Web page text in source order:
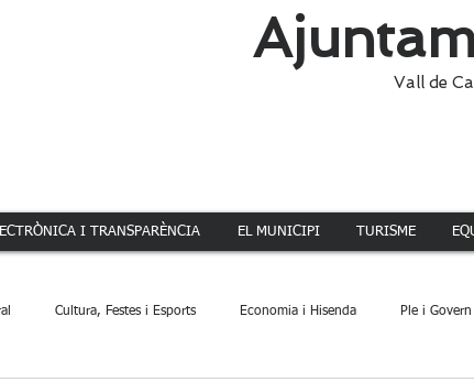
Vall de
I TRANSPARÈNCIA EL MUNICIPI TURISME
Cultura, Festes i Esports Economia i Hisenda Ple i Govern